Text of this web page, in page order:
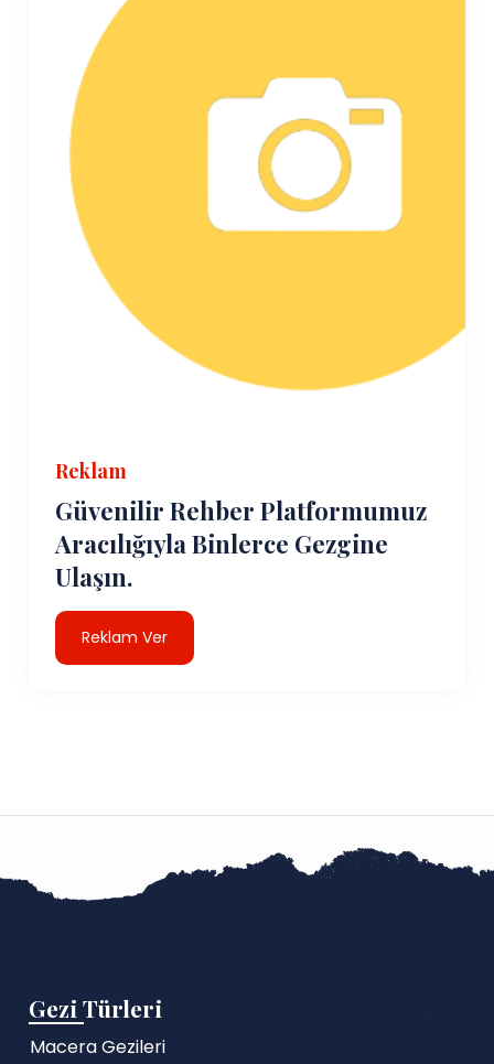
Reklam
Güvenilir Rehber Platformumuz
Aracılığıyla Binlerce Gezgine
Ulaşın.
Reklam Ver
Gezi Türleri
Macera Gezileri